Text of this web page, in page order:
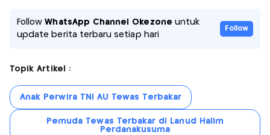
FollowWhatsApp Channel Okezone untuk
update berita terbaru setiap hari
Follow
Topik Artikel :
Anak Perwira TNI AU Tewas Terbakar
Pemuda Tewas Terbakar di Lanud Halim
Perdanakusuma